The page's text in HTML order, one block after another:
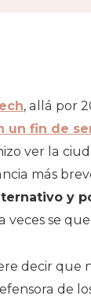
, allá por
un fin de
ver la
más
y
veces se
decir que
de